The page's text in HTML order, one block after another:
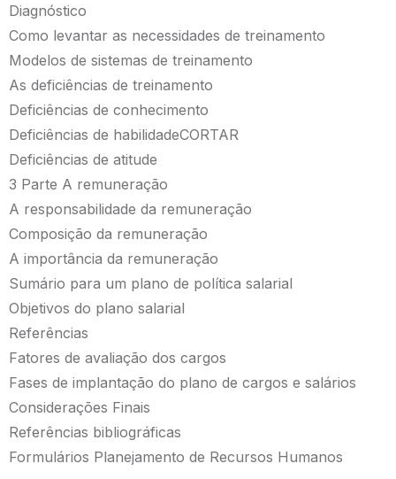
Diagnóstico
Como levantar as necessidades de treinamento
Modelos de sistemas de treinamento
As deficiências de treinamento
Deficiências de conhecimento
Deficiências de habilidadeCORTAR
Deficiências de atitude
3 Parte A remuneração
A responsabilidade da remuneração
Composição da remuneração
A importância da remuneração
Sumário para um plano de política salarial
Objetivos do plano salarial
Referências
Fatores de avaliação dos cargos
Fases de implantação do plano de cargos e salários
Considerações Finais
Referências bibliográficas
Formulários Planejamento de Recursos Humanos